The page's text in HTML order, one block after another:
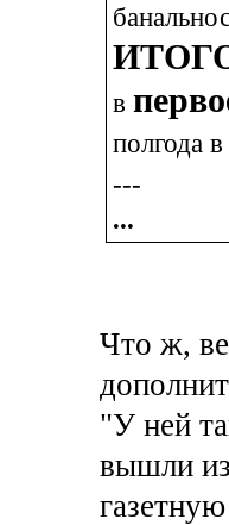
в
полгода
---
...
Что ж,
"У ней
вышли